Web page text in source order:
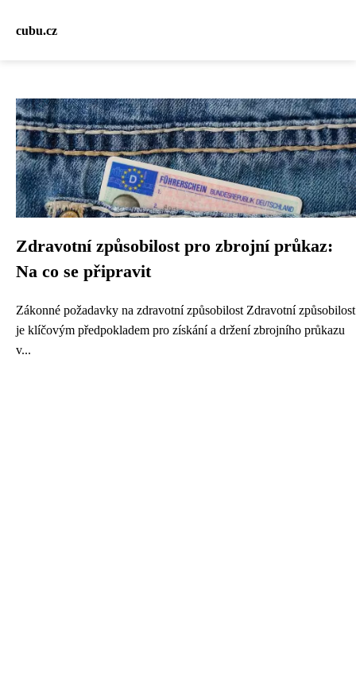
cubu.cz
Zdravotní způsobilost pro zbrojní průkaz:
Na co se připravit
Zákonné požadavky na zdravotní způsobilost Zdravotní způsobilost
je klíčovým předpokladem pro získání a držení zbrojního průkazu
v...